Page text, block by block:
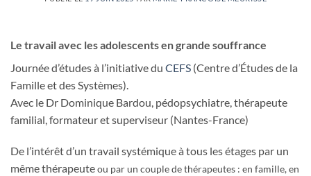
Le travail avec les adolescents en grande souffrance
Journée d’études à l’initiative du CEFS (Centre d’Études de la
Famille et des Systèmes).
Avec le Dr Dominique Bardou, pédopsychiatre, thérapeute
familial, formateur et superviseur (Nantes-France)
De l’intérêt d’un travail systémique à tous les étages par un
même thérapeuteou par un couple de thérapeutes : en famille, en